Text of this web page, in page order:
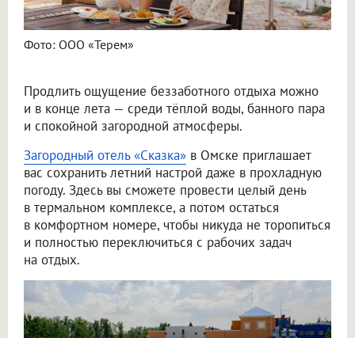
Фото: ООО «Терем»
Продлить ощущение беззаботного отдыха можно
и в конце лета — среди тёплой воды, банного пара
и спокойной загородной атмосферы.
Загородный отель «Сказка» в Омске приглашает
вас сохранить летний настрой даже в прохладную
погоду. Здесь вы сможете провести целый день
в термальном комплексе, а потом остаться
в комфортном номере, чтобы никуда не торопиться
и полностью переключиться с рабочих задач
на отдых.